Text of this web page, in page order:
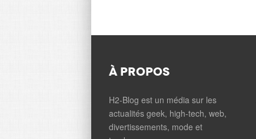
À PROPOS
H2-Blog est un média sur les
actualités geek, high-tech, web,
divertissements, mode et